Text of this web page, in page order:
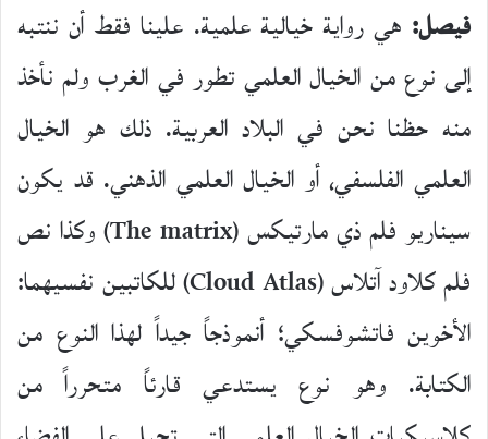
فيصل: هي رواية خيالية علمية. علينا فقط أن ننتبه
إلى نوع من الخيال العلمي تطور في الغرب ولم نأخذ
منه حظنا نحن في البلاد العربية. ذلك هو الخيال
العلمي الفلسفي، أو الخيال العلمي الذهني. قد يكون
سيناريو فلم ذي مارتيكس (The matrix) وكذا نص
فلم كلاود آتلاس (Cloud Atlas) للكاتبين نفسيهما:
الأخوين فاتشوفسكي؛ أنموذجاً جيداً لهذا النوع من
الكتابة. وهو نوع يستدعي قارئاً متحرراً من